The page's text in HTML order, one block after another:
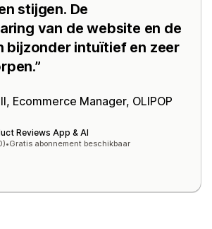
stijgen. De
van de website en de
bijzonder intuïtief en zeer
Ecommerce Manager, OLIPOP
Reviews App & AI
in totaal
•Gratis abonnement beschikbaar